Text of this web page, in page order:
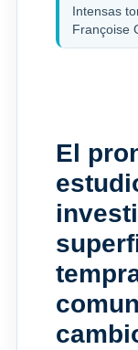
Intensas
Françoise
El